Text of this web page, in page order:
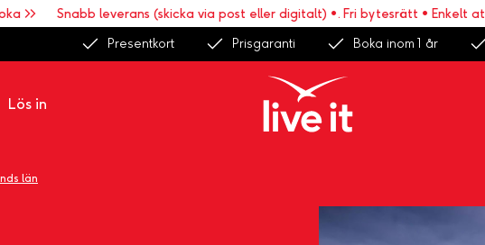
Snabb leverans (skicka via post eller digitalt) •. Fri bytesrätt • Enkelt att boka
Presentkort
Prisgaranti Boka inom 1 år
Lös in
län